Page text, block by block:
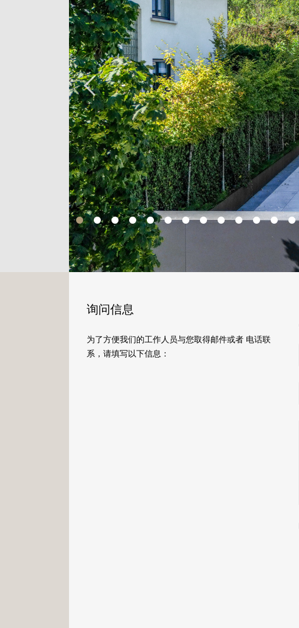
询问信息
为了方便我们的工作人员与您取得邮件或者 电话联
系，请填写以下信息：